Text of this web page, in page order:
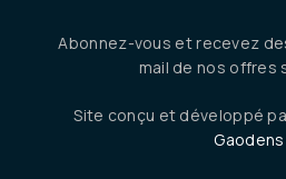
Abonnez-vous et recevez
mail de nos offres
Site conçu et développé
Gaodens